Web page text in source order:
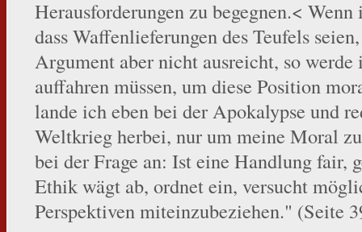
Herausforderungen zu begegnen.<
dass Waffenlieferungen des Teufels
Argument aber nicht ausreicht, so
auffahren müssen, um diese Position
lande ich eben bei der Apokalypse und
Weltkrieg herbei, nur um meine Moral
bei der Frage an: Ist eine Handlung fair,
Ethik wägt ab, ordnet ein, versucht
Perspektiven miteinzubeziehen." (Seite